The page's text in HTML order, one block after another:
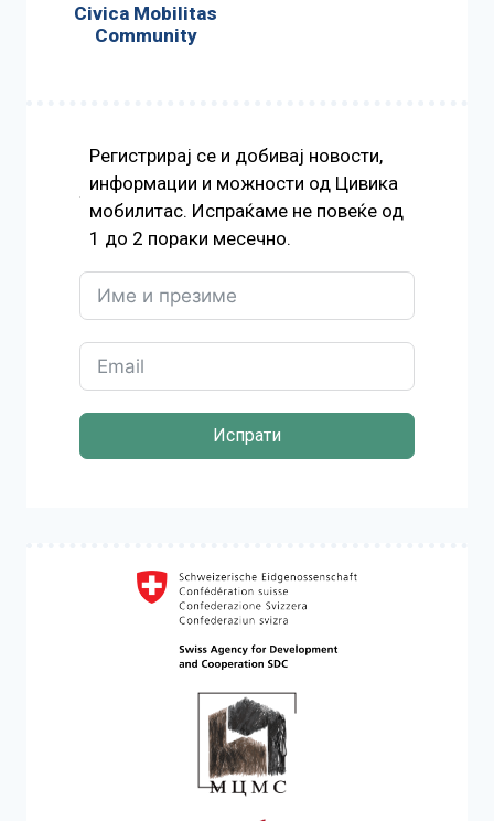
Civica Mobilitas
Community
Регистрирај се и добивај новости,
информации и можности од Цивика
мобилитас. Испраќаме не повеќе од
1 до 2 пораки месечно.
Испрати